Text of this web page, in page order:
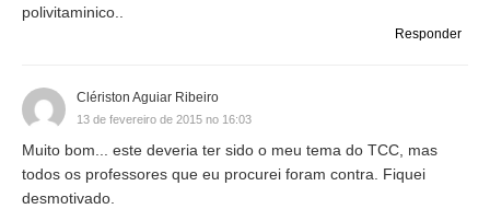
polivitaminico..
Responder
Clériston Aguiar Ribeiro
13 de fevereiro de 2015 no 16:03
Muito bom... este deveria ter sido o meu tema do TCC, mas
todos os professores que eu procurei foram contra. Fiquei
desmotivado.